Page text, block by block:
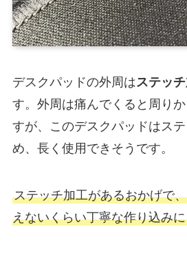
デスクパッドの外周はステッ
す。外周は痛んでくると周り
すが、このデスクパッドはス
め、長く使用できそうです。
ステッチ加工があるおかげで
えないくらい丁寧な作り込み